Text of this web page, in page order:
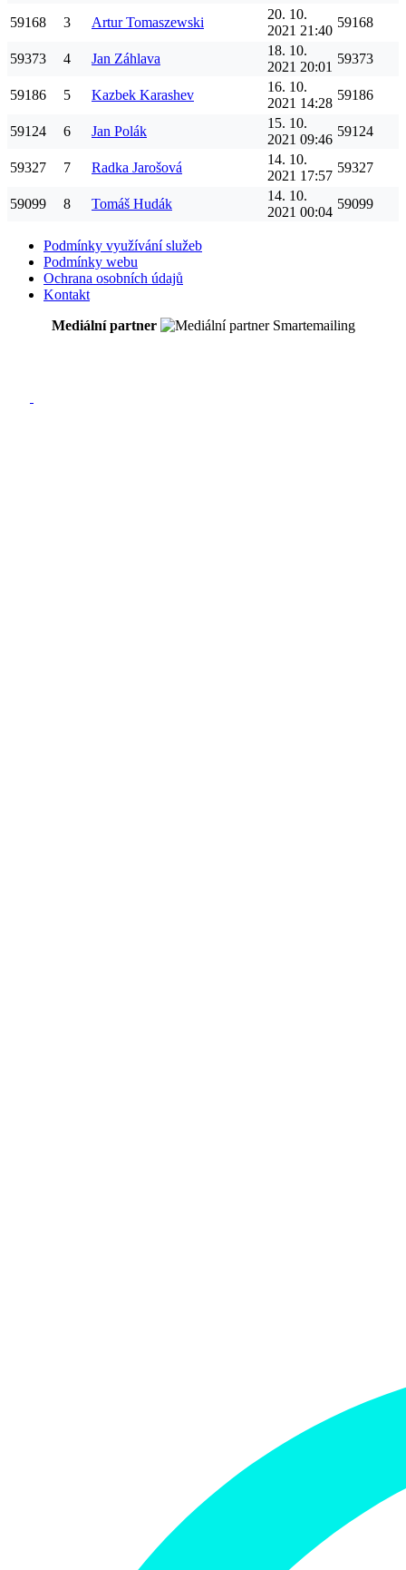
59168
3 Artur Tomaszewski
20. 10.
2021 21:40
59168
59373 4 Jan Záhlava
18. 10.
2021 20:01
59373
59186 5 Kazbek Karashev
16. 10.
2021 14:28
59186
59124 6 Jan Polák
15. 10.
2021 09:46
59124
59327 7 Radka Jarošová
14. 10.
2021 17:57
59327
59099 8 Tomáš Hudák
14. 10.
2021 00:04
59099
Podmínky využívání služeb
Podmínky webu
Ochrana osobních údajů
Kontakt
Mediální partner